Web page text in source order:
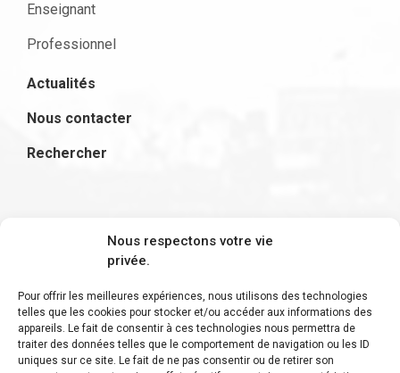
Nous respectons votre vie
privée.
Pour offrir les meilleures expériences, nous utilisons des technologies
telles que les cookies pour stocker et/ou accéder aux informations des
appareils. Le fait de consentir à ces technologies nous permettra de
traiter des données telles que le comportement de navigation ou les ID
uniques sur ce site. Le fait de ne pas consentir ou de retirer son
Enseignant
Professionnel
Actualités
Nous contacter
Rechercher
S'inscrire à la newsletter
Restez informé des derniers ajouts et des
dernières actualités !